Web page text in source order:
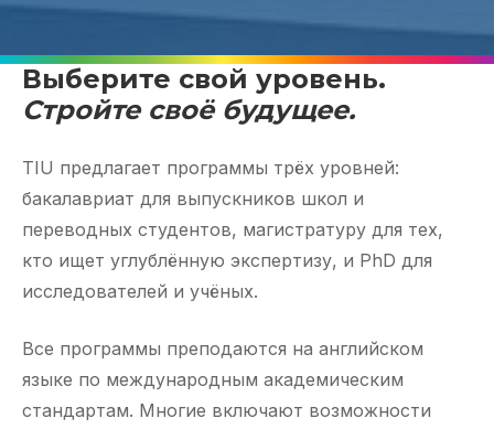
Выберите свой уровень.
Стройте своё будущее.
TIU предлагает программы трёх уровней:
бакалавриат для выпускников школ и
переводных студентов, магистратуру для тех,
кто ищет углублённую экспертизу, и PhD для
исследователей и учёных.
Все программы преподаются на английском
языке по международным академическим
стандартам. Многие включают возможности